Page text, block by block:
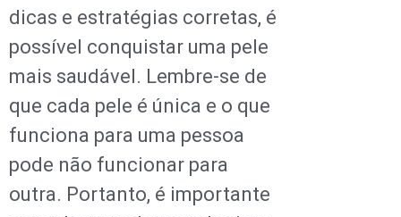
dicas e estratégias corretas, é
possível conquistar uma pele
mais saudável. Lembre-se de
que cada pele é única e o que
funciona para uma pessoa
pode não funcionar para
outra. Portanto, é importante